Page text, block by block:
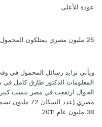
عودة للأعلى
25 مليون مصري يمتلكون المحمول
ويأتي تزايد رسائل المحمول في
المعلومات الدكتور طارق كامل
مصري (عدد
38 مليون عام 2011.